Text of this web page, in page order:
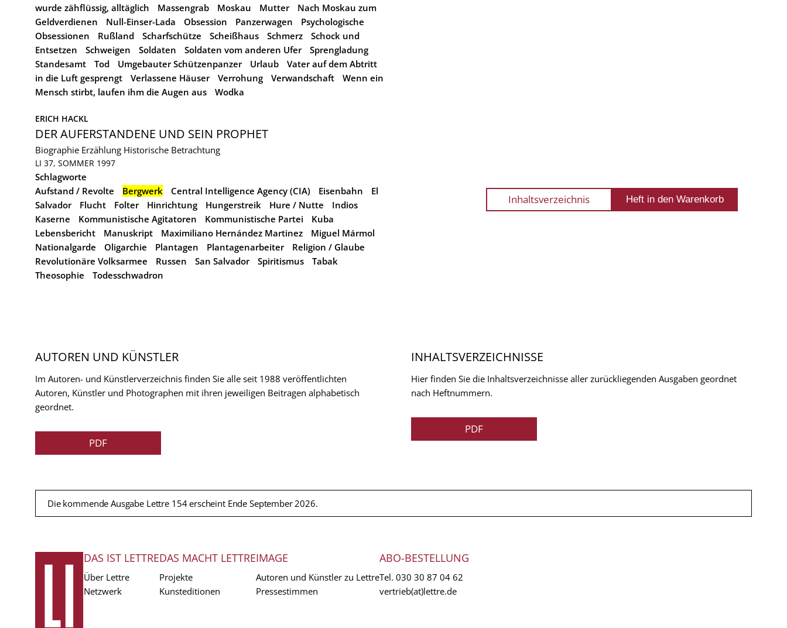
wurde zähflüssig, alltäglich
Massengrab Moskau Mutter
Nach Moskau zum
Geldverdienen
Null-Einser-Lada Obsession Panzerwagen
Psychologische
Obsessionen
Rußland Scharfschütze Scheißhaus Schmerz
Schock und
Entsetzen
Schweigen Soldaten Soldaten vom anderen Ufer
Sprengladung
Standesamt
Tod Umgebauter Schützenpanzer Urlaub
Vater auf dem Abtritt
in die Luft gesprengt
Verlassene Häuser Verrohung Verwandschaft
Wenn ein
Mensch stirbt, laufen ihm die Augen aus
Wodka
ERICH HACKL
DER AUFERSTANDENE UND SEIN PROPHET
Biographie Erzählung Historische Betrachtung
LI 37, SOMMER 1997
Schlagworte
Aufstand / Revolte
Bergwerk Central Intelligence Agency (CIA) Eisenbahn
El
Salvador
Flucht Folter Hinrichtung Hungerstreik Hure / Nutte
Indios
Kaserne
Kommunistische Agitatoren Kommunistische Partei
Kuba
Lebensbericht
Manuskript Maximiliano Hernández Martinez
Miguel Mármol
Nationalgarde
Oligarchie Plantagen Plantagenarbeiter
Religion / Glaube
Revolutionäre Volksarmee
Russen San Salvador Spiritismus
Tabak
Theosophie
Todesschwadron
Inhaltsverzeichnis
AUTOREN UND KÜNSTLER
Im Autoren- und Künstlerverzeichnis finden Sie alle seit 1988 veröffentlichten
Autoren, Künstler und Photographen mit ihren jeweiligen Beitragen alphabetisch
geordnet.
PDF
INHALTSVERZEICHNISSE
Hier finden Sie die Inhaltsverzeichnisse aller zurückliegenden Ausgaben geordnet
nach Heftnummern.
PDF
Die kommende Ausgabe Lettre 154 erscheint Ende September 2026.
FUSSZEILE
DAS IST LETTRE
Über Lettre
Netzwerk
DAS MACHT LETTRE
Projekte
Kunsteditionen
IMAGE
Autoren und Künstler zu Lettre
Pressestimmen
ABO-BESTELLUNG
Tel. 030 30 87 04 62
vertrieb(at)lettre.de